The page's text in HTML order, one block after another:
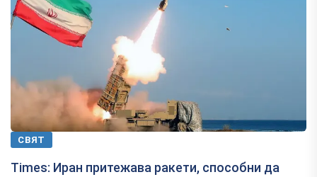
СВЯТ
Times: Иран притежава ракети, способни да